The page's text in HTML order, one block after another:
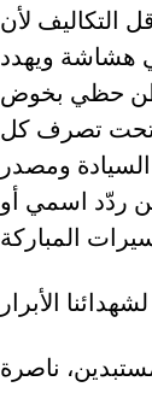
التكاليف لأن
هشاشة ويهدد
حظي بخوض
تحت تصرف كل
ومصدر
ردّد اسمي أو
الأبرار
ناصرة